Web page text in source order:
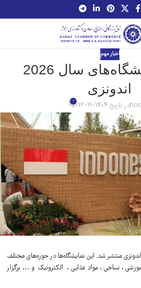
اخبار مهم
تقویم نمایشگاه‌های سال 2026
اندونزی
در تاریخ 1404-11-12 0
تقویم نمایشگاه‌های سال 2026 اندونزی منتشر شد. این نمایشگاه‌ها در حوزه‌های مختلف
، نساجی ، مواد غذایی ، الکترونیک و … برگزار